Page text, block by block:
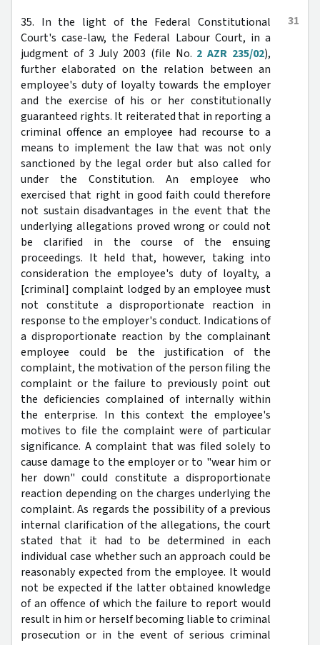
31
35. In the light of the Federal Constitutional
Court's case-law, the Federal Labour Court, in a
judgment of 3 July 2003 (file No. 2 AZR 235/02),
further elaborated on the relation between an
employee's duty of loyalty towards the employer
and the exercise of his or her constitutionally
guaranteed rights. It reiterated that in reporting a
criminal offence an employee had recourse to a
means to implement the law that was not only
sanctioned by the legal order but also called for
under the Constitution. An employee who
exercised that right in good faith could therefore
not sustain disadvantages in the event that the
underlying allegations proved wrong or could not
be clarified in the course of the ensuing
proceedings. It held that, however, taking into
consideration the employee's duty of loyalty, a
[criminal] complaint lodged by an employee must
not constitute a disproportionate reaction in
response to the employer's conduct. Indications of
a disproportionate reaction by the complainant
employee could be the justification of the
complaint, the motivation of the person filing the
complaint or the failure to previously point out
the deficiencies complained of internally within
the enterprise. In this context the employee's
motives to file the complaint were of particular
significance. A complaint that was filed solely to
cause damage to the employer or to "wear him or
her down" could constitute a disproportionate
reaction depending on the charges underlying the
complaint. As regards the possibility of a previous
internal clarification of the allegations, the court
stated that it had to be determined in each
individual case whether such an approach could be
reasonably expected from the employee. It would
not be expected if the latter obtained knowledge
of an offence of which the failure to report would
result in him or herself becoming liable to criminal
prosecution or in the event of serious criminal